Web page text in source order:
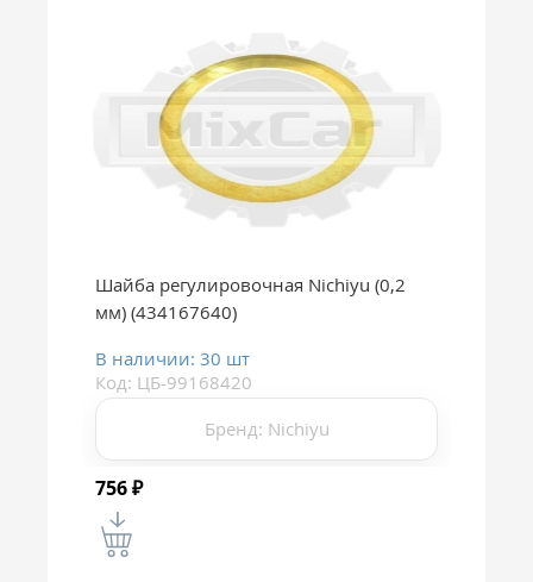
Шайба регулировочная Nichiyu (0,2
мм) (434167640)
В наличии: 30 шт
Код: ЦБ-99168420
Бренд: Nichiyu
756₽